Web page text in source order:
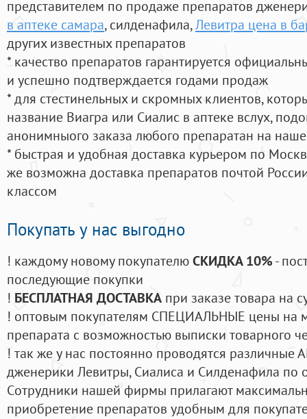
представителем по продаже препаратов
в аптеке самара, силденафила,Левитра цена в
других известных препаратов
* качество препаратов гарантируется
и успешно подтверждается годами продаж
* для стестинельных и скромных клиентов,
название Виагра или Сиалис в аптеке вслух,
анонимныого заказа любого препаратан на
* быстрая и удобная доставка курьером по
же возможна доставка препаратов почтой
классом
Покупать у нас выгодно
! каждому новому покупателюСКИДКА 10%-
последующие покупки
! БЕСПЛАТНАЯ ДОСТАВКА при заказе товара на
! оптовым покупателям СПЕЦИАЛЬНЫЕ цены на
препарата с возможностью выписки товарного
! так же у нас постоянно проводятся
дженерики Левитры, Сиалиса и Силденафила по
Cотрудники нашей фирмы прилагают
приобретение препаратов удобным для